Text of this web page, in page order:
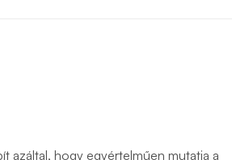
azáltal, hogy egyértelműen mutatja a